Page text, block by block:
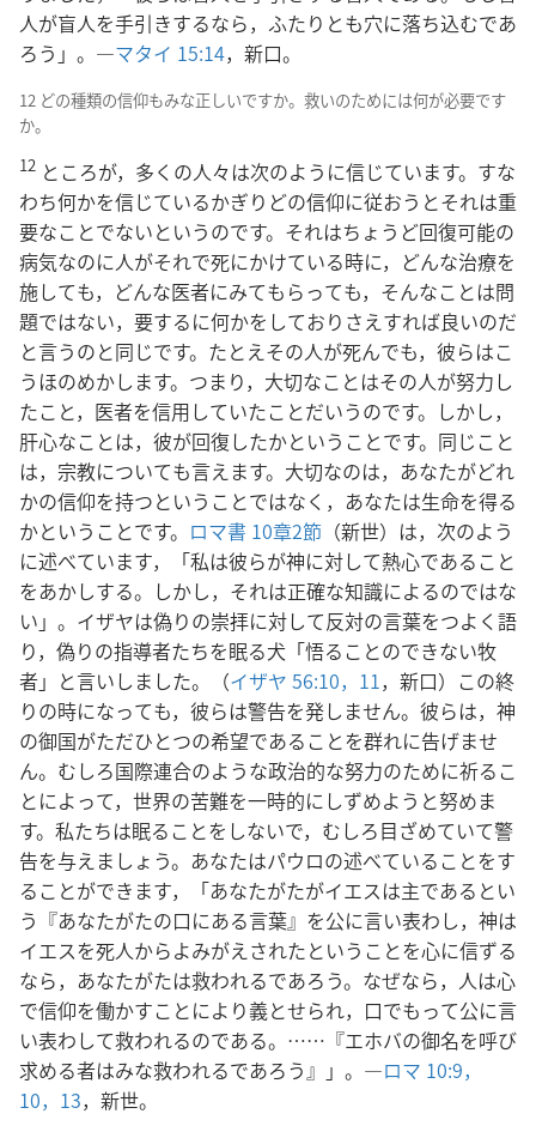
人が盲人を手引きするなら，ふたりとも穴に落ち込むであ
ろう」。―マタイ 15:14，新口。
12 どの種類の信仰もみな正しいですか。救いのためには何が必要です
か。
12 ところが，多くの人々は次のように信じています。すな
わち何かを信じているかぎりどの信仰に従おうとそれは重
要なことでないというのです。それはちょうど回復可能の
病気なのに人がそれで死にかけている時に，どんな治療を
施しても，どんな医者にみてもらっても，そんなことは問
題ではない，要するに何かをしておりさえすれば良いのだ
と言うのと同じです。たとえその人が死んでも，彼らはこ
うほのめかします。つまり，大切なことはその人が努力し
たこと，医者を信用していたことだいうのです。しかし，
肝心なことは，彼が回復したかということです。同じこと
は，宗教についても言えます。大切なのは，あなたがどれ
かの信仰を持つということではなく，あなたは生命を得る
かということです。 ロマ書 10章2節 （新世）は，次のよう
に述べています，「私は彼らが神に対して熱心であること
をあかしする。しかし，それは正確な知識によるのではな
い」。イザヤは偽りの崇拝に対して反対の言葉をつよく語
り，偽りの指導者たちを眠る犬「悟ることのできない牧
者」と言いしました。（イザヤ 56:10，11 ，新口）この終
りの時になっても，彼らは警告を発しません。彼らは，神
の御国がただひとつの希望であることを群れに告げませ
ん。むしろ国際連合のような政治的な努力のために祈るこ
とによって，世界の苦難を一時的にしずめようと努めま
す。私たちは眠ることをしないで，むしろ目ざめていて警
告を与えましょう。あなたはパウロの述べていることをす
ることができます，「あなたがたがイエスは主であるとい
う『あなたがたの口にある言葉』を公に言い表わし，神は
イエスを死人からよみがえされたということを心に信ずる
なら，あなたがたは救われるであろう。なぜなら，人は心
で信仰を働かすことにより義とせられ，口でもって公に言
い表わして救われるのである。……『エホバの御名を呼び
求める者はみな救われるであろう』」。―ロマ 10:9，
10， 13，新世。